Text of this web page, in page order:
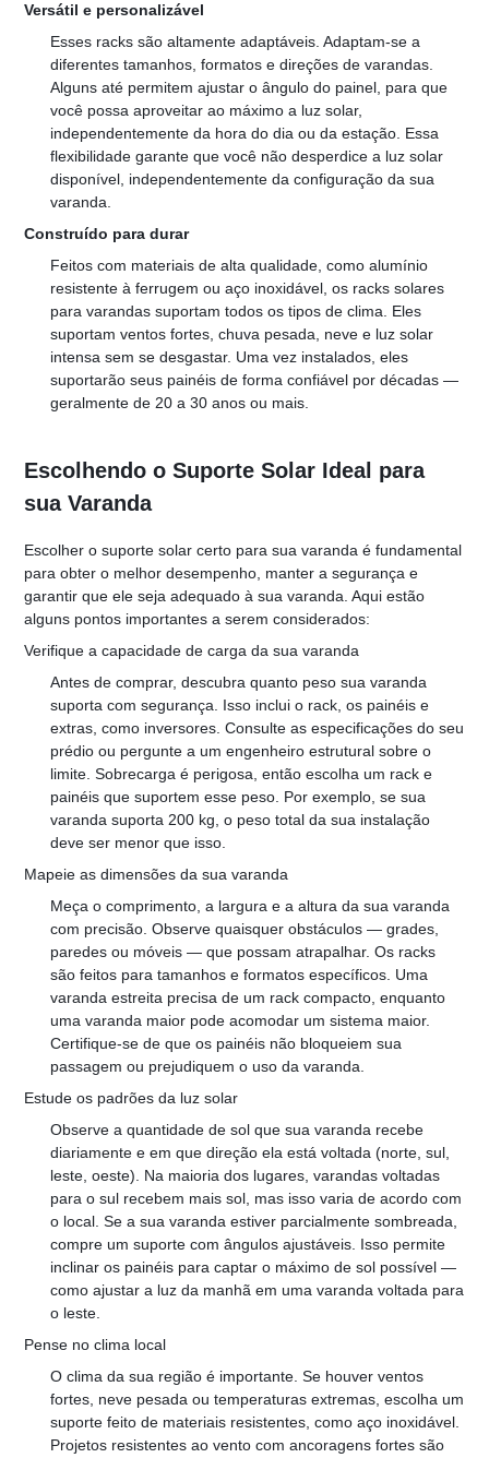
Versátil e personalizável
Esses racks são altamente adaptáveis. Adaptam-se a
diferentes tamanhos, formatos e direções de varandas.
Alguns até permitem ajustar o ângulo do painel, para que
você possa aproveitar ao máximo a luz solar,
independentemente da hora do dia ou da estação. Essa
flexibilidade garante que você não desperdice a luz solar
disponível, independentemente da configuração da sua
varanda.
Construído para durar
Feitos com materiais de alta qualidade, como alumínio
resistente à ferrugem ou aço inoxidável, os racks solares
para varandas suportam todos os tipos de clima. Eles
suportam ventos fortes, chuva pesada, neve e luz solar
intensa sem se desgastar. Uma vez instalados, eles
suportarão seus painéis de forma confiável por décadas —
geralmente de 20 a 30 anos ou mais.
Escolhendo o Suporte Solar Ideal para
sua Varanda
Escolher o suporte solar certo para sua varanda é fundamental
para obter o melhor desempenho, manter a segurança e
garantir que ele seja adequado à sua varanda. Aqui estão
alguns pontos importantes a serem considerados:
Verifique a capacidade de carga da sua varanda
Antes de comprar, descubra quanto peso sua varanda
suporta com segurança. Isso inclui o rack, os painéis e
extras, como inversores. Consulte as especificações do seu
prédio ou pergunte a um engenheiro estrutural sobre o
limite. Sobrecarga é perigosa, então escolha um rack e
painéis que suportem esse peso. Por exemplo, se sua
varanda suporta 200 kg, o peso total da sua instalação
deve ser menor que isso.
Mapeie as dimensões da sua varanda
Meça o comprimento, a largura e a altura da sua varanda
com precisão. Observe quaisquer obstáculos — grades,
paredes ou móveis — que possam atrapalhar. Os racks
são feitos para tamanhos e formatos específicos. Uma
varanda estreita precisa de um rack compacto, enquanto
uma varanda maior pode acomodar um sistema maior.
Certifique-se de que os painéis não bloqueiem sua
passagem ou prejudiquem o uso da varanda.
Estude os padrões da luz solar
Observe a quantidade de sol que sua varanda recebe
diariamente e em que direção ela está voltada (norte, sul,
leste, oeste). Na maioria dos lugares, varandas voltadas
para o sul recebem mais sol, mas isso varia de acordo com
o local. Se a sua varanda estiver parcialmente sombreada,
compre um suporte com ângulos ajustáveis. Isso permite
inclinar os painéis para captar o máximo de sol possível —
como ajustar a luz da manhã em uma varanda voltada para
o leste.
Pense no clima local
O clima da sua região é importante. Se houver ventos
fortes, neve pesada ou temperaturas extremas, escolha um
suporte feito de materiais resistentes, como aço inoxidável.
Projetos resistentes ao vento com ancoragens fortes são